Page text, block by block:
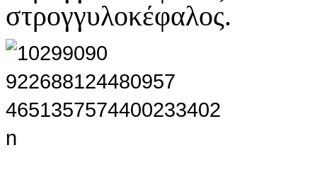
στρογγυλοκέφαλος.